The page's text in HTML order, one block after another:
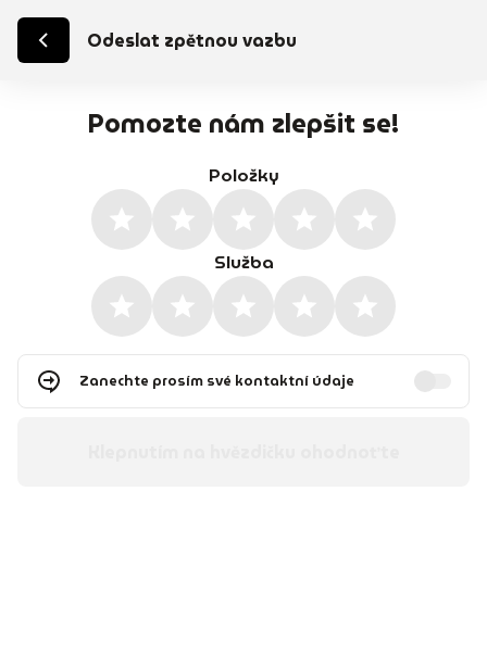
Odeslat zpětnou vazbu
Pomozte nám zlepšit se!
Položky
Služba
Zanechte prosím své kontaktní údaje